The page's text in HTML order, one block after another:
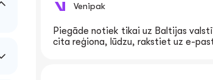
Venipak
Piegāde notiek tikai uz Baltijas
cita reģiona, lūdzu, rakstiet uz e-